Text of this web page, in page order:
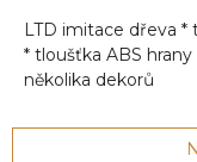
z
5
hvězdiček.
LTD imitace dřeva *
* tloušťka ABS
několika dekorů